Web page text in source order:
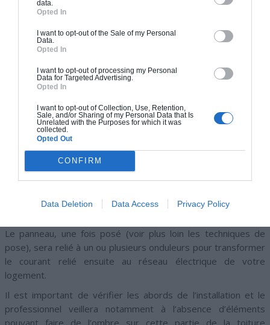
data.
Opted In
I want to opt-out of the Sale of my Personal
Data.
Opted In
I want to opt-out of processing my Personal
Data for Targeted Advertising.
Opted In
I want to opt-out of Collection, Use, Retention,
Sale, and/or Sharing of my Personal Data that Is
Unrelated with the Purposes for which it was
collected.
Opted Out
CONFIRM
Data Deletion Data Access Privacy Policy
COMMENT TROUVER LA BONNE ORIENTATION
DES PANNEAUX SOLAIRES ?
Le professionnel (artisan RGE) va trouver la
pour l’installation de vos panneaux. Idéalement,
on préconisera une installation sur une toiture orientée Sud
faudra donc chercher le meilleur endroit pour bénéficier d’un
Le panneau, une fois posé (voir plus loin les techniques de
pose), sera relié à un ou plusieurs onduleurs pour transformer
le courant relié ensuite au réseau électrique de votre
logement.
Il est important de vérifier les abords de l’installation et le
professionnel veillera notamment à l’absence d’éléments
pouvant faire de l’ombre sur cette partie de la toiture